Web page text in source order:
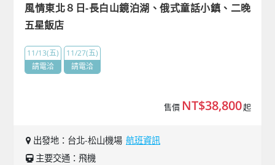
風情東北８日-長白山鏡泊湖、俄式童話小鎮、二晚
五星飯店
11/13(五)
請電洽
11/27(五)
請電洽
售價 NT$38,800起
出發地：台北-松山機場 航班資訊
主要交通：飛機